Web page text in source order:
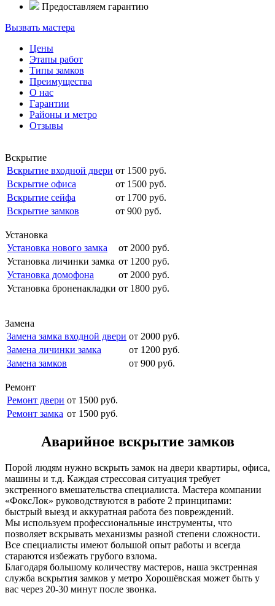
Предоставляем гарантию
Вызвать мастера
Цены
Этапы работ
Типы замков
Преимущества
О нас
Гарантии
Районы и метро
Отзывы
Вскрытие
Вскрытие входной двери от 1500 руб.
Вскрытие офиса
от 1500 руб.
Вскрытие сейфа
от 1700 руб.
Вскрытие замков
от 900 руб.
Установка
Установка нового замка
от 2000 руб.
Установка личинки замка от 1200 руб.
Установка домофона
от 2000 руб.
Установка броненакладки от 1800 руб.
Замена
Замена замка входной двери от 2000 руб.
Замена личинки замка
от 1200 руб.
Замена замков
от 900 руб.
Ремонт
Ремонт двери от 1500 руб.
Ремонт замка от 1500 руб.
Аварийное вскрытие замков
Порой людям нужно вскрыть замок на двери квартиры, офиса,
машины и т.д. Каждая стрессовая ситуация требует
экстренного вмешательства специалиста. Мастера компании
«ФоксЛок» руководствуются в работе 2 принципами:
быстрый выезд и аккуратная работа без повреждений.
Мы используем профессиональные инструменты, что
позволяет вскрывать механизмы разной степени сложности.
Все специалисты имеют большой опыт работы и всегда
стараются избежать грубого взлома.
Благодаря большому количеству мастеров, наша экстренная
служба вскрытия замков у метро Хорошёвская может быть у
вас через 20-30 минут после звонка.